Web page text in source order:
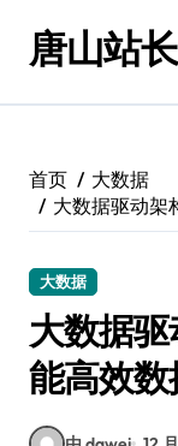
唐山站
首页
大数据
大数据驱动架
大数据
大数据
能高效